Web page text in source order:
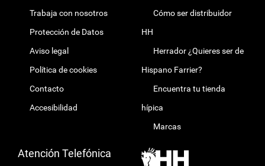
Trabaja con nosotros
Protección de Datos
Aviso legal
Política de cookies
Contacto
Accesibilidad
Cómo ser distribuidor
HH
Herrador ¿Quieres ser de
Hispano Farrier?
Encuentra tu tienda
hípica
Marcas
Atención Telefónica